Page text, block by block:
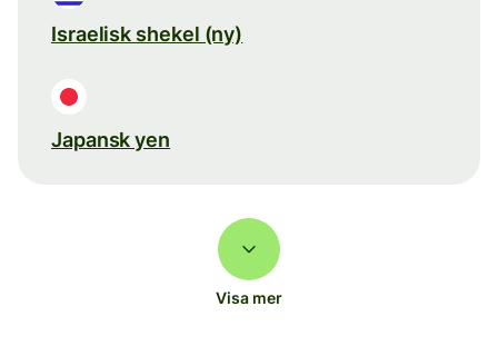
Israelisk shekel (ny)
Japansk yen
Visa mer